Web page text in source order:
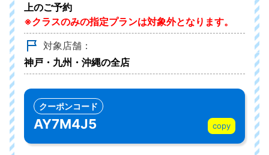
上のご予約
※クラスのみの指定プランは対象外となります。
対象店舗：
神戸・九州・沖縄の全店
クーポンコード
AY7M4J5 copy